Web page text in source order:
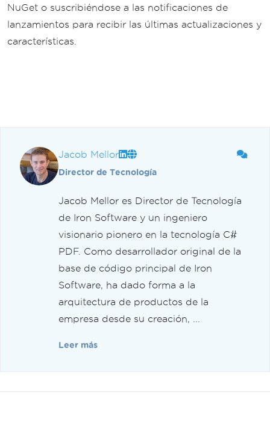
NuGet o suscribiéndose a las notificaciones de
lanzamientos para recibir las últimas actualizaciones y
características.
Jacob Mellor
Director de Tecnología
Jacob Mellor es Director de Tecnología
de Iron Software y un ingeniero
visionario pionero en la tecnología C#
PDF. Como desarrollador original de la
base de código principal de Iron
Software, ha dado forma a la
arquitectura de productos de la
empresa desde su creación, ...
Leer más